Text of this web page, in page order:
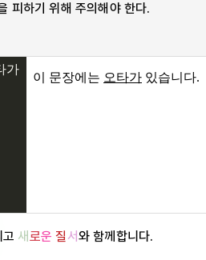
video
wbr
피하기 위해 주의해야 한다.
가
고 새로운 질 서와 함께합니다.